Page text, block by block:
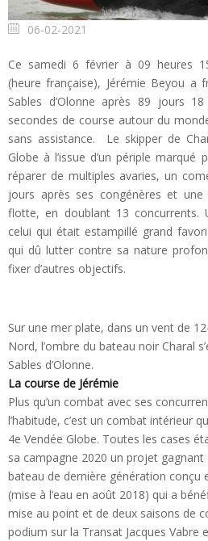
06-02-2021
Ce samedi 6 février à 09 heures
(heure française), Jérémie Beyou a
Sables d’Olonne après 89 jours
secondes de course autour du
sans assistance. Le skipper de
Globe à l’issue d’un périple
réparer de multiples avaries, un
jours après ses congénères et
flotte, en doublant 13 concurrents.
celui qui était estampillé grand
qui dû lutter contre sa nature
fixer d’autres objectifs.
Sur une mer plate, dans un vent de
Nord, l’ombre du bateau noir Charal
Sables d’Olonne.
La course de Jérémie
Plus qu’un combat avec ses
l’habitude, c’est un combat intérieur
4e Vendée Globe. Toutes les cases
sa campagne 2020 un projet
bateau de dernière génération conçu
(mise à l’eau en août 2018) qui a
mise au point et de deux saisons de
podium sur la Transat Jacques Vabre